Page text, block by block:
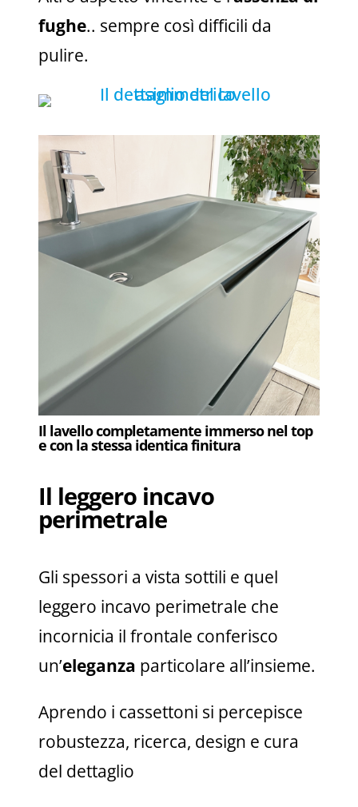
fughe.. sempre così difficili da
pulire.
Il lavello completamente immerso nel top
e con la stessa identica finitura
Il leggero incavo
perimetrale
Gli spessori a vista sottili e quel
leggero incavo perimetrale che
incornicia il frontale conferisco
un’eleganza particolare all’insieme.
Aprendo i cassettoni si percepisce
robustezza, ricerca, design e cura
del dettaglio